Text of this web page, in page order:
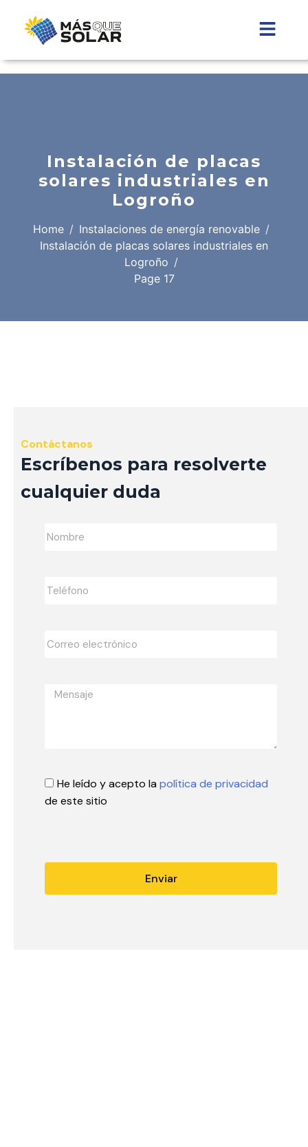
Instalación de placas
solares industriales en
Logroño
Home
Instalaciones de energía renovable
Instalación de placas solares industriales en
Logroño
Page 17
Contáctanos
Escríbenos para resolverte
cualquier duda
He leído y acepto la política de privacidad
de este sitio
Enviar